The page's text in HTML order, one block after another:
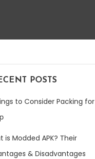
POSTS
to Consider Packing for
is Modded APK? Their
& Disadvantages